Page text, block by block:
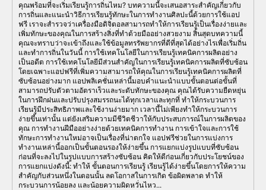
คุณพร้อมที่จะเริ่มเรียนรู้การถิ่นไหม? บทความนี้จะเสนอสาระสำคัญเกี่ยวกับ
การถิ่นและแนะนำวิธีการเรียนรู้ทักษะในการทำงานศิลปะนี้ด้วยการใช้แอป
ฟรี เราจะสำรวจว่าเครื่องมือดิจิตอลสามารถทำให้การเรียนรู้เป็นเรื่องง่ายและ
เพิ่มทักษะของคุณในการสร้างสิ่งที่ทำด้วยมืออย่างสวยงาม สิ้นสุดบทความนี้
คุณจะทราบว่าจะเข้าถึงและใช้ข้อมูลทรรัพยากรที่ดีที่สุดได้อย่างไรเพื่อเริ่มถิ่น
และทำการถิ่นในวันนี้ การใช้เทคโนโลยีในการเรียนรู้เทคนิคการผลิตอย่าง
เป็นอดีต การใช้เทคโนโลยีมีส่วนสำคัญในการเรียนรู้เทคนิคการผลิตที่ซับซ้อน
โดยเฉพาะแอปฟรีที่เพิ่มความสามารถให้คุณในการเรียนรู้เทคนิคการผลิตที่
ซับซ้อนอย่างมาก แอปพลิเคชั่นเหล่านี้มอบคำแนะนำแบบขั้นตอนต่อขั้นที่
สามารถปรับตัวตามอัตราเร็วและระดับทักษะของคุณ คุณได้รับความยืดหยุ่น
ในการฝึกฝนและปรับปรุงสมรรถนะได้ทุกเวลาและทุกที่ ทำให้กระบวนการ
เรียนรู้มีประสิทธิภาพและใช้งานง่ายมาก เวลานี้ไม่เพียงทำให้กระบวนการ
ง่ายขึ้นเท่านั้น แต่ยังเสริมความมีชีวิตชีวาให้กับประสบการณ์ในการผลิตของ
คุณ การทำงานฝีมืออย่างง่ายด้วยเทคนิคการทำงาน การเข้าใจและการใช้
ทักษะการทำงานใหม่อาจเป็นเรื่องที่น่าตกใจ แอปฟรีช่วยในการแบ่งการ
ทำงานเหล่านี้ออกเป็นขั้นตอนรองให้ง่ายขึ้น การแยกแบ่งรูปแบบที่ซับซ้อน
ก่อนที่จะลงไปในรูปแบบการสร้างซับซ้อน คิดให้ดีก่อนเกี่ยวกับประโยชน์ของ
การแยกแบ่งดังนี้: ทำให้ ขั้นตอนการเรียนรู้ เรียนรู้ได้ง่ายขึ้นโดยการให้ความ
สำคัญกับส่วนหนึ่งในตอนนั้น ลดโอกาสในการเกิด ข้อผิดพลาด ทำให้
กระบวนการน้อยลง และน้อยความผิดหวั่นไหว...